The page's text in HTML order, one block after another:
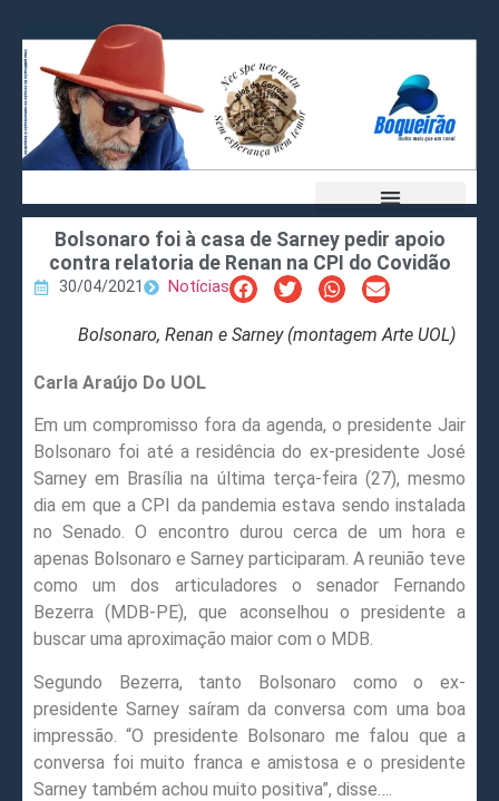
Bolsonaro foi à casa de Sarney pedir apoio
contra relatoria de Renan na CPI do Covidão
30/04/2021 Notícias
Bolsonaro, Renan e Sarney (montagem Arte UOL)
Carla Araújo Do UOL
Em um compromisso fora da agenda, o presidente Jair
Bolsonaro foi até a residência do ex-presidente José
Sarney em Brasília na última terça-feira (27), mesmo
dia em que a CPI da pandemia estava sendo instalada
no Senado. O encontro durou cerca de um hora e
apenas Bolsonaro e Sarney participaram. A reunião teve
como um dos articuladores o senador Fernando
Bezerra (MDB-PE), que aconselhou o presidente a
buscar uma aproximação maior com o MDB.
Segundo Bezerra, tanto Bolsonaro como o ex-
presidente Sarney saíram da conversa com uma boa
impressão. “O presidente Bolsonaro me falou que a
conversa foi muito franca e amistosa e o presidente
Sarney também achou muito positiva”, disse….